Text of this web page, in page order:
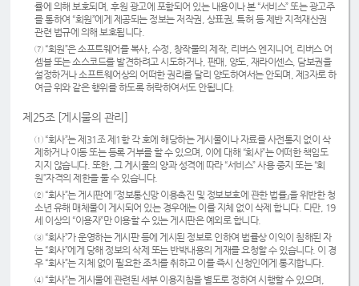
률에 의해 보호되며, 후원 광고에 포함되어 있는 내용이나 본 “서비스” 또는 광고주
를 통하여 “회원”에게 제공되는 정보는 저작권, 상표권, 특허 등 제반 지적재산권
관련 법규에 의해 보호됩니다.
⑦ “회원”은 소프트웨어를 복사, 수정, 창작물의 제작, 리버스 엔지니어, 리버스 어
셈블 또는 소스코드를 발견하려고 시도하거나, 판매, 양도, 재라이센스, 담보권을
설정하거나 소프트웨어상의 어떠한 권리를 달리 양도하여서는 안되며, 제3자로 하
여금 위와 같은 행위를 하도록 허락하여서도 안됩니다.
제25조 [게시물의 관리]
① “회사”는 제31조 제1항 각 호에 해당하는 게시물이나 자료를 사전통지 없이 삭
제하거나 이동 또는 등록 거부를 할 수 있으며, 이에 대해 “회사”는 어떠한 책임도
지지 않습니다. 또한, 그 게시물의 양과 성격에 따라 “서비스” 사용 중지 또는 “회
원”자격의 제한을 둘 수 있습니다.
② “회사”는 게시판에 『정보통신망 이용촉진 및 정보보호에 관한 법률』을 위반한 청
소년 유해 매체물이 게시되어 있는 경우에는 이를 지체 없이 삭제 합니다. 다만, 19
세 이상의 “이용자”만 이용할 수 있는 게시판은 예외로 합니다.
③ “회사”가 운영하는 게시판 등에 게시된 정보로 인하여 법률상 이익이 침해된 자
는 “회사”에게 당해 정보의 삭제 또는 반박내용의 게재를 요청할 수 있습니다. 이 경
우 “회사”는 지체 없이 필요한 조치를 취하고 이를 즉시 신청인에게 통지합니다.
④ “회사”는 게시물에 관련된 세부 이용지침을 별도로 정하여 시행할 수 있으며,